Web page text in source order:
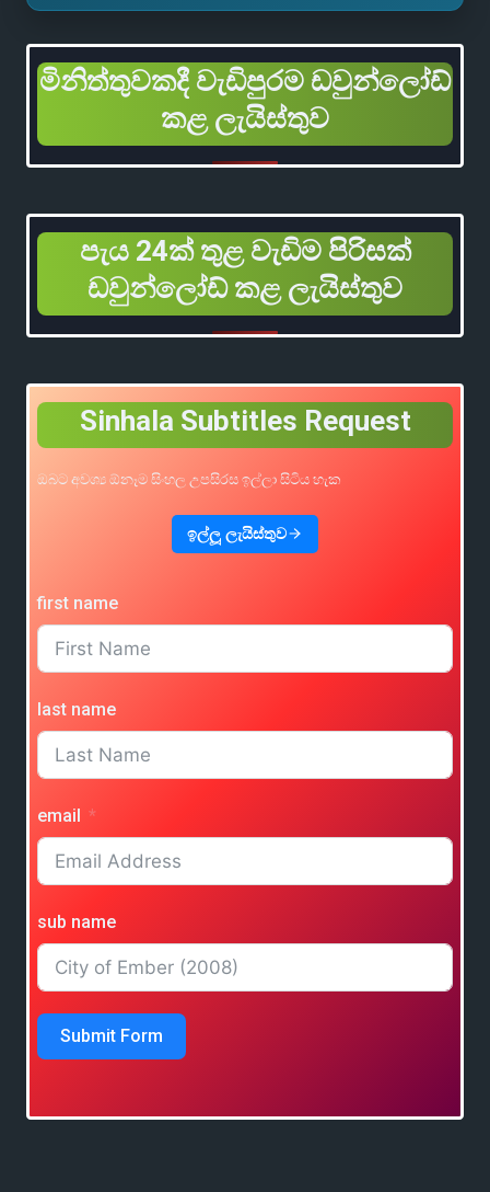
මිනිත්තුවකදී වැඩිපුරම ඩවුන්ලෝඩ්
කළ ලැයිස්තුව
පැය 24ක් තුළ වැඩිම පිරිසක්
ඩවුන්ලෝඩ් කළ ලැයිස්තුව
Sinhala Subtitles Request
ඔබට අවශ්‍ය ඕනෑම සිංහල උපසිරස ඉල්ලා සිටිය හැක
ඉල්ලූ ලැයිස්තුව
first name
last name
email
sub name
Submit Form